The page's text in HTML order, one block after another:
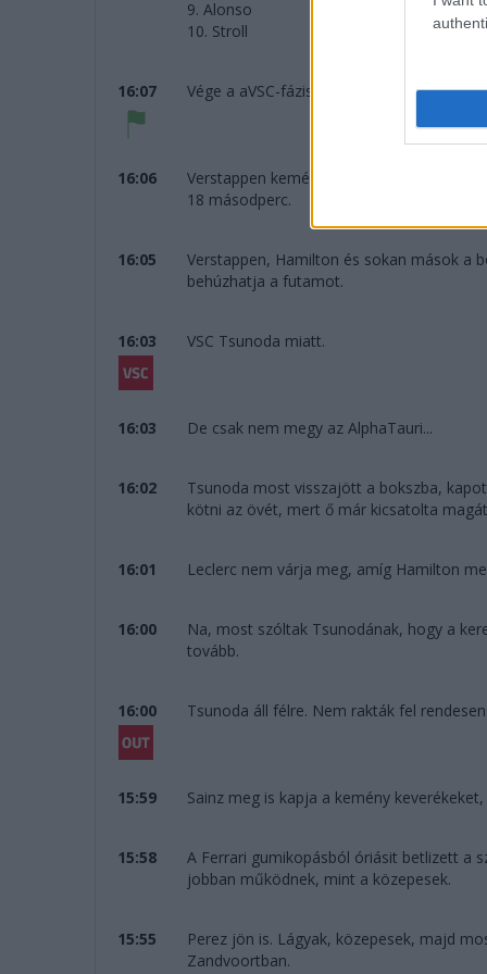
9. Alonso
10. Stroll
16:07 Vége a aVSC-fázisnak, megint lehet
16:06
Verstappen kemény gumikon az utolsó
18 másodperc.
16:05
Verstappen, Hamilton és sokan mások a
behúzhatja a futamot.
16:03 VSC Tsunoda miatt.
16:03 De csak nem megy az AlphaTauri...
16:02
Tsunoda most visszajött a bokszba,
kötni az övét, mert ő már kicsatolta
16:01 Leclerc nem várja meg, amíg Hamilton
16:00
Na, most szóltak Tsunodának, hogy a
tovább.
16:00 Tsunoda áll félre. Nem rakták fel
15:59 Sainz meg is kapja a kemény
15:58
A Ferrari gumikopásból óriásit betlizett a
jobban működnek, mint a közepesek.
15:55
Perez jön is. Lágyak, közepesek, majd
Zandvoortban.